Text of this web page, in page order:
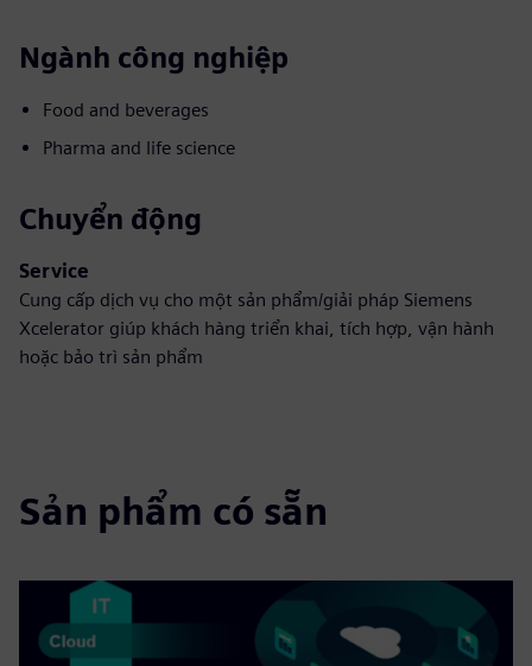
Ngành công nghiệp
Food and beverages
Pharma and life science
Chuyển động
Service
Cung cấp dịch vụ cho một sản phẩm/giải pháp Siemens
Xcelerator giúp khách hàng triển khai, tích hợp, vận hành
hoặc bảo trì sản phẩm
Sản phẩm có sẵn